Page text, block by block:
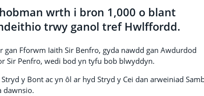
wrth i bron 1,000 o blant
trwy ganol tref Hwlffordd.
Fforwm Iaith Sir Benfro, gyda nawdd gan Awdurdod
Sir Penfro, wedi bod yn tyfu bob blwyddyn.
y Bont ac yn ôl ar hyd Stryd y Cei dan arweiniad
dawnsio.